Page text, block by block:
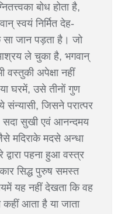
बोध होता है,
स्वयं निर्मित देह-
सा जान पड़ता है। जो
आश्रय ले चुका है, भगवान्
अपेक्षा नहीं
घरमें, उसे तीनों गुण
संन्यासी, जिसने परात्पर
सदा सुखी एवं आनन्दमय
मदिराके मदसे अन्धा
पहना हुआ वस्त्र
सिद्ध पुरुष समस्त
यह नहीं देखता कि वह
कहीं आता है या जाता